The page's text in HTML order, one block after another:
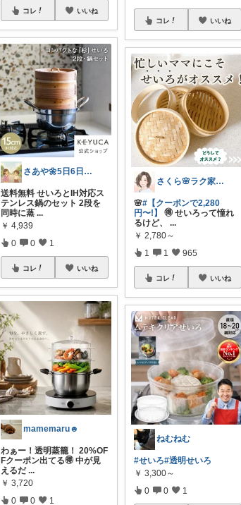
コレ いいね
さあや🌼5日6日有難うございます
送料無料 せいろとIH対応ス
テンレス鍋のセット 2段を
同時に蒸 ...
￥ 4,939
0 0 1
コレ いいね
mamemaru☻
わぁー！透明蒸籠！ 20%OF
Fクーポン出てる🉐 中が見
えるだ ...
￥ 3,720
0 0 1
コレ いいね
さくら🌸ラク家事&便利な生活雑貨🏠️
🌸#【クーポンで2,280
円〜!】
🉐 せいろって憧れ
るけど、
...
￥ 2,780～
1 1 965
コレ いいね
ねむねむ
#せいろ#透明せいろ
￥ 3,300～
0 0 1